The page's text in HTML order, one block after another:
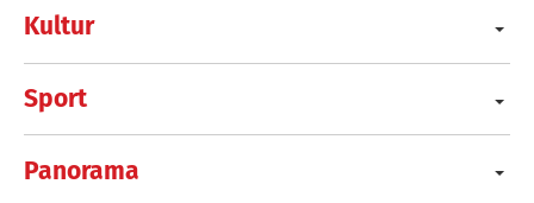
Kultur
Sport
Panorama